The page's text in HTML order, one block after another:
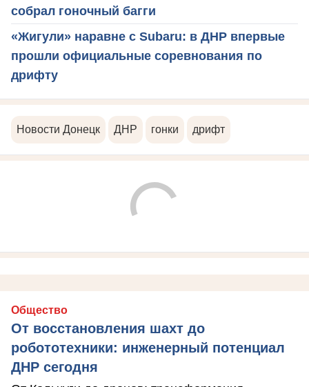
собрал гоночный багги
«Жигули» наравне с Subaru: в ДНР впервые
прошли официальные соревнования по
дрифту
Новости Донецк ДНР гонки дрифт
Общество
От восстановления шахт до
робототехники: инженерный потенциал
ДНР сегодня